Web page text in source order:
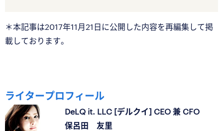
＊本記事は2017年11月21日に公開した内容を再編集して掲
載しております。
ライタープロフィール
DeLQ it. LLC [デルクイ] CEO 兼 CFO
保呂田 友里